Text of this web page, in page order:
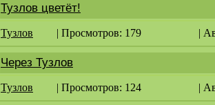
Тузлов цветёт!
Тузлов | Просмотров: 179 |
Через Тузлов
Тузлов | Просмотров: 124 |